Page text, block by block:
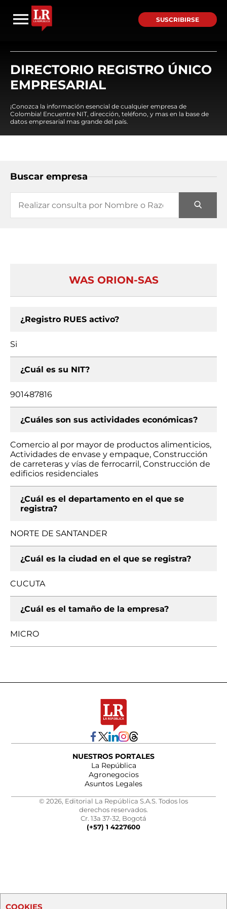
SUSCRIBIRSE
DIRECTORIO REGISTRO ÚNICO
EMPRESARIAL
¡Conozca la información esencial de cualquier empresa de
Colombia! Encuentre NIT, dirección, teléfono, y mas en la base de
datos empresarial mas grande del país.
Buscar empresa
WAS ORION-SAS
¿Registro RUES activo?
Si
¿Cuál es su NIT?
901487816
¿Cuáles son sus actividades económicas?
Comercio al por mayor de productos alimenticios,
Actividades de envase y empaque, Construcción
de carreteras y vías de ferrocarril, Construcción de
edificios residenciales
¿Cuál es el departamento en el que se
registra?
NORTE DE SANTANDER
¿Cuál es la ciudad en el que se registra?
CUCUTA
¿Cuál es el tamaño de la empresa?
MICRO
NUESTROS PORTALES
La República
Agronegocios
Asuntos Legales
© 2026, Editorial La República S.A.S. Todos los
derechos reservados.
Cr. 13a 37-32, Bogotá
(+57) 1 4227600
COOKIES